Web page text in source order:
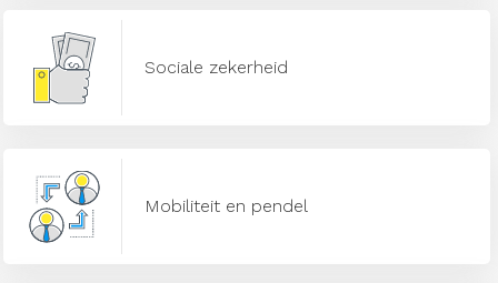
Sociale zekerheid
Mobiliteit en pendel